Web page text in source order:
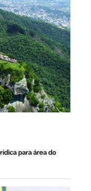
para área do